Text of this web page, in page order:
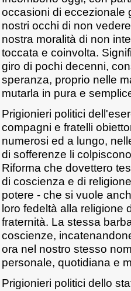
occasioni di eccezionale
nostri occhi di non
nostra moralità di non
toccata e coinvolta.
giro di pochi decenni,
speranza, proprio nelle
mutarla in pura e
Prigionieri politici
compagni e fratelli
numerosi ed a lungo,
di sofferenze li
Riforma che dovettero
di coscienza e di
potere - che si vuole
loro fedeltà alla religione
fraternità. La stessa
coscienze,
ora nel nostro stesso
personale, quotidiana e
Prigionieri politici dello